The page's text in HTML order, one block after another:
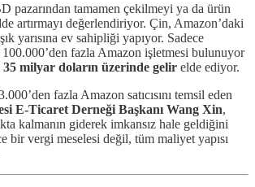
pazarından tamamen çekilmeyi ya da ürün
artırmayı değerlendiriyor. Çin, Amazon’daki
yarısına ev sahipliği yapıyor. Sadece
100.000’den fazla Amazon işletmesi bulunuyor
35 milyar doların üzerinde gelir elde ediyor.
fazla Amazon satıcısını temsil eden
E-Ticaret Derneği Başkanı Wang Xin,
kalmanın giderek imkansız hale geldiğini
bir vergi meselesi değil, tüm maliyet yapısı